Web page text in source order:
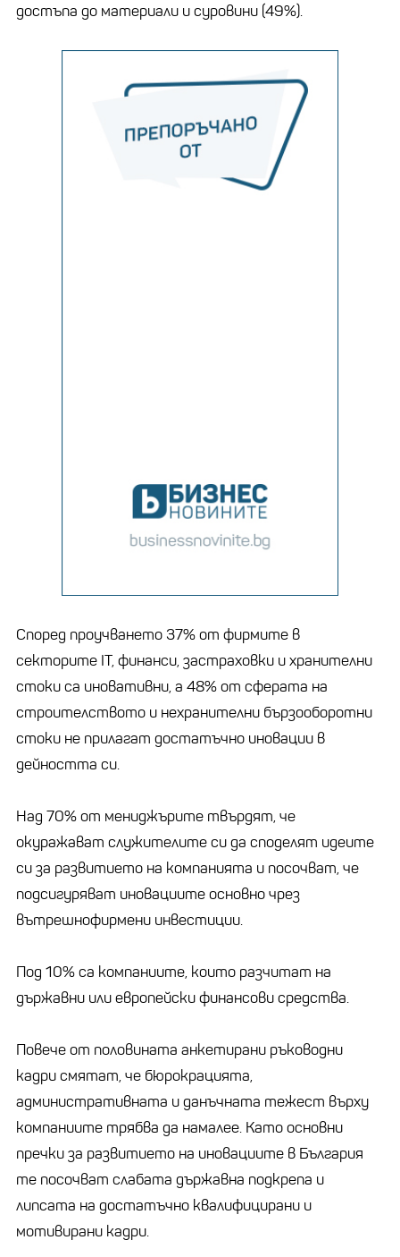
достъпа до материали и суровини (49%).
Според проучването 37% от фирмите в
секторите IT, финанси, застраховки и хранителни
стоки са иновативни, а 48% от сферата на
строителството и нехранителни бързооборотни
стоки не прилагат достатъчно иновации в
дейността си.
Над 70% от мениджърите твърдят, че
окуражават служителите си да споделят идеите
си за развитието на компанията и посочват, че
подсигуряват иновациите основно чрез
вътрешнофирмени инвестиции.
Под 10% са компаниите, които разчитат на
държавни или европейски финансови средства.
Повече от половината анкетирани ръководни
кадри смятат, че бюрокрацията,
административната и данъчната тежест върху
компаниите трябва да намалее. Като основни
пречки за развитието на иновациите в България
те посочват слабата държавна подкрепа и
липсата на достатъчно квалифицирани и
мотивирани кадри.